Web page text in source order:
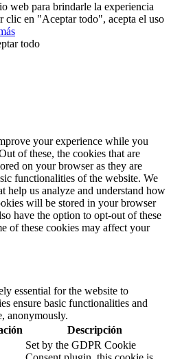
web para brindarle la experiencia
clic en "Aceptar todo", acepta el uso
todo
your experience while you
of these, the cookies that are
on your browser as they are
functionalities of the website. We
help us analyze and understand how
will be stored in your browser
have the option to opt-out of these
of these cookies may affect your
essential for the website to
ensure basic functionalities and
anonymously.
Descripción
Set by the GDPR Cookie